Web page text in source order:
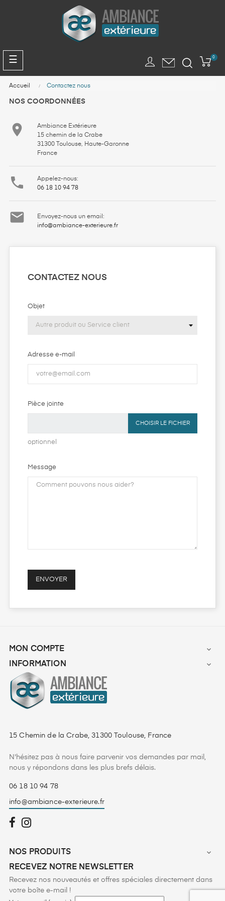
Basculer
la
☰ 0
Accueil Contactez nous
NOS COORDONNÉES

Ambiance Extérieure
15 chemin de la Crabe
31300 Toulouse, Haute-Garonne
France

Appelez-nous:
06 18 10 94 78

Envoyez-nous un email:
info@ambiance-exterieure.fr
CONTACTEZ NOUS
Objet
Adresse e-mail
Pièce jointe
CHOISIR LE FICHIER
optionnel
Message
MON COMPTE

INFORMATION

15 Chemin de la Crabe, 31300 Toulouse, France
N'hésitez pas à nous faire parvenir vos demandes par mail,
nous y répondons dans les plus brefs délais.
06 18 10 94 78
info@ambiance-exterieure.fr
NOS PRODUITS

RECEVEZ NOTRE NEWSLETTER
Recevez nos nouveautés et offres spéciales directement dans
votre boîte e-mail !
Panneau de gestion des cookies